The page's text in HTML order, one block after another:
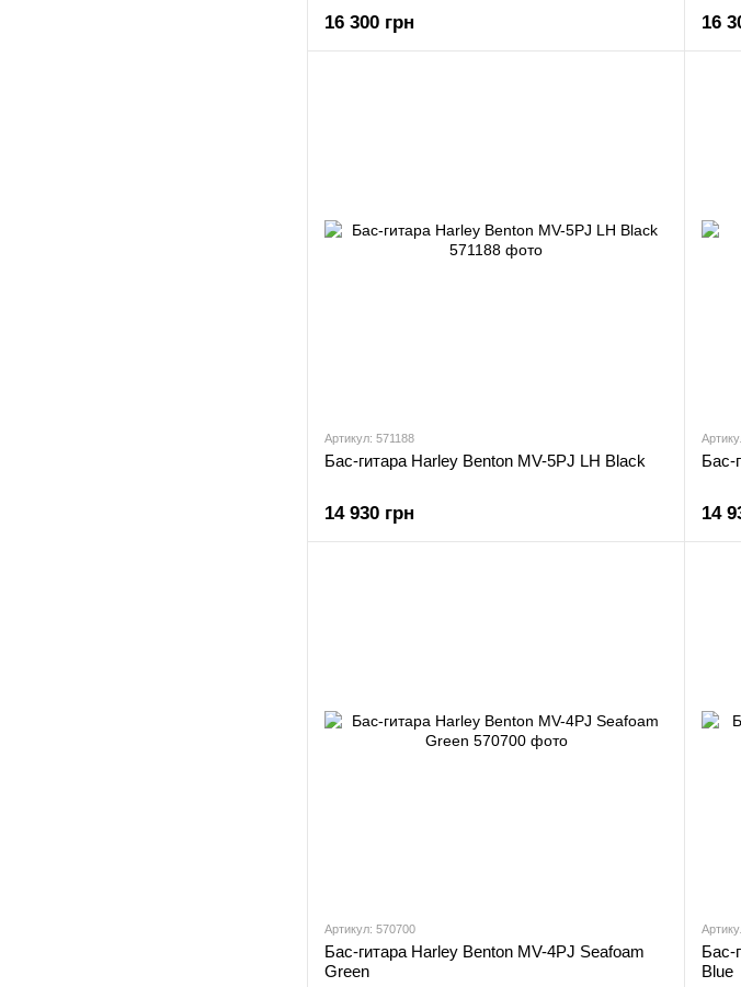
16 300 грн 16
Артикул: 571188
Бас-гитара Harley Benton MV-5PJ LH Black
14 930 грн
Бас-
14
Артикул: 570700
Бас-гитара Harley Benton MV-4PJ Seafoam
Green
Бас-
Blue